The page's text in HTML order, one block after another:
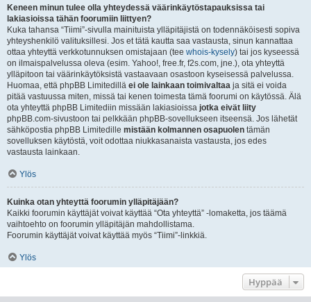
Keneen minun tulee olla yhteydessä väärinkäytöstapauksissa tai
lakiasioissa tähän foorumiin liittyen?
Kuka tahansa “Tiimi”-sivulla mainituista ylläpitäjistä on todennäköisesti sopiva
yhteyshenkilö valituksillesi. Jos et tätä kautta saa vastausta, sinun kannattaa
ottaa yhteyttä verkkotunnuksen omistajaan (tee whois-kysely) tai jos kyseessä
on ilmaispalvelussa oleva (esim. Yahoo!, free.fr, f2s.com, jne.), ota yhteyttä
ylläpitoon tai väärinkäytöksistä vastaavaan osastoon kyseisessä palvelussa.
Huomaa, että phpBB Limitedillä ei ole lainkaan toimivaltaa ja sitä ei voida
pitää vastuussa miten, missä tai kenen toimesta tämä foorumi on käytössä. Älä
ota yhteyttä phpBB Limitediin missään lakiasioissa jotka eivät liity
phpBB.com-sivustoon tai pelkkään phpBB-sovellukseen itseensä. Jos lähetät
sähköpostia phpBB Limitedille mistään kolmannen osapuolen tämän
sovelluksen käytöstä, voit odottaa niukkasanaista vastausta, jos edes
vastausta lainkaan.
Ylös
Kuinka otan yhteyttä foorumin ylläpitäjään?
Kaikki foorumin käyttäjät voivat käyttää “Ota yhteyttä” -lomaketta, jos täämä
vaihtoehto on foorumin ylläpitäjän mahdollistama.
Foorumin käyttäjät voivat käyttää myös “Tiimi”-linkkiä.
Ylös
Hyppää